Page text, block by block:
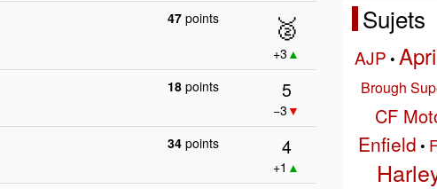
47 points 🥈
+3 ▲
18 points 5
−3 ▼
34 points 4
+1 ▲
Sujets
AJP •
Brough
CF
Enfield •